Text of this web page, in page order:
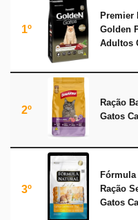
1º
Premier
Golden
Adultos
2º
Ração
Gatos
3º
Ração
Gatos